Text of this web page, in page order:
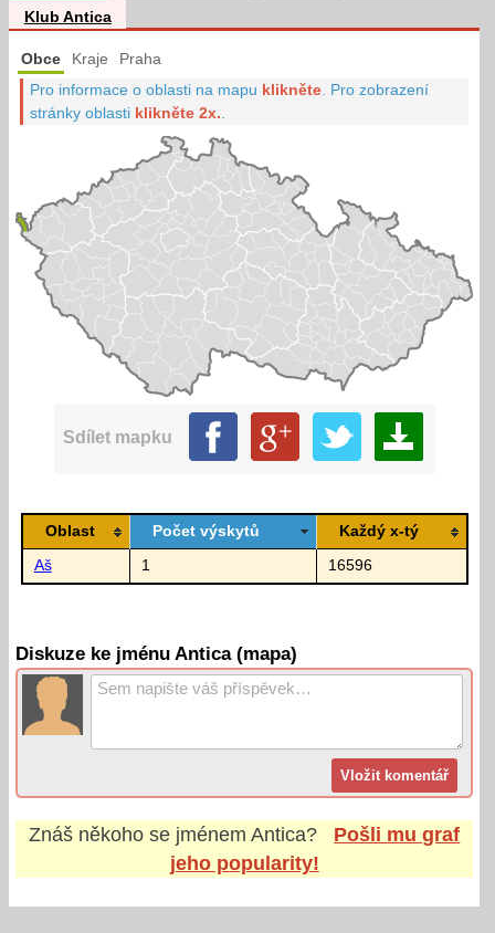
Klub Antica
Obce Kraje Praha
Pro informace o oblasti na mapu klikněte Pro zobrazení
stránky oblasti klikněte 2x.
Sdílet mapku
Oblast Počet výskytů Každý x-tý
Aš 1 16596
Diskuze ke jménu Antica (mapa)
Znáš někoho se jménemAntica?
Pošli mu graf
jeho popularity!